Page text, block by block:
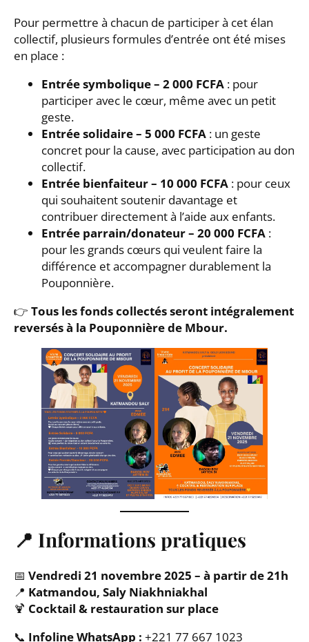
Pour permettre à chacun de participer à cet élan
collectif, plusieurs formules d’entrée ont été mises
en place :
Entrée symbolique – 2 000 FCFA : pour
participer avec le cœur, même avec un petit
geste.
Entrée solidaire – 5 000 FCFA : un geste
concret pour la cause, avec participation au don
collectif.
Entrée bienfaiteur – 10 000 FCFA : pour ceux
qui souhaitent soutenir davantage et
contribuer directement à l’aide aux enfants.
Entrée parrain/donateur – 20 000 FCFA :
pour les grands cœurs qui veulent faire la
différence et accompagner durablement la
Pouponnière.
👉 Tous les fonds collectés seront intégralement
reversés à la Pouponnière de Mbour.
📍 Informations pratiques
📅 Vendredi 21 novembre 2025 – à partir de 21h
📍 Katmandou, Saly Niakhniakhal
🍹 Cocktail & restauration sur place
📞 Infoline WhatsApp : +221 77 667 1023